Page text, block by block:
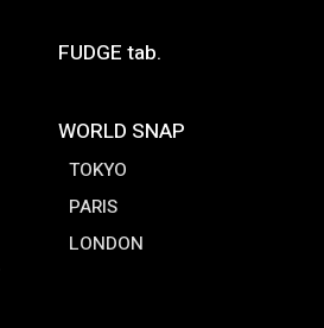
FUDGE tab.
WORLD SNAP
TOKYO
PARIS
LONDON